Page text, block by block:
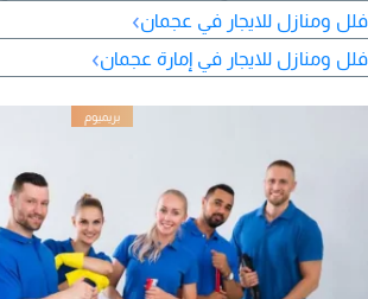
فلل ومنازل للايجار في عجمان›
فلل ومنازل للايجار في إمارة عجمان›